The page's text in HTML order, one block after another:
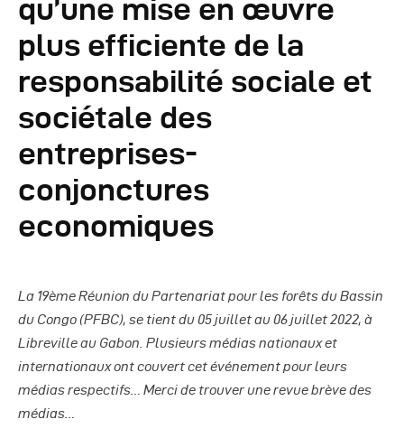
Réunions Réseaux
CEFDHAC
Autres Publications
qu’une mise en œuvre
plus efficiente de la
responsabilité sociale et
sociétale des
entreprises-
conjonctures
economiques
La 19ème Réunion du Partenariat pour les forêts du Bassin
du Congo (PFBC), se tient du 05 juillet au 06 juillet 2022, à
Libreville au Gabon. Plusieurs médias nationaux et
internationaux ont couvert cet événement pour leurs
médias respectifs… Merci de trouver une revue brève des
médias…